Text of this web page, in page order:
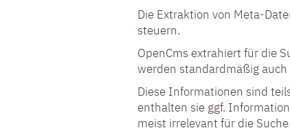
Die Extraktion von Meta-
steuern.
OpenCms extrahiert für die
werden standardmäßig auch
Diese Informationen sind
enthalten sie ggf.
meist irrelevant für die Suche.